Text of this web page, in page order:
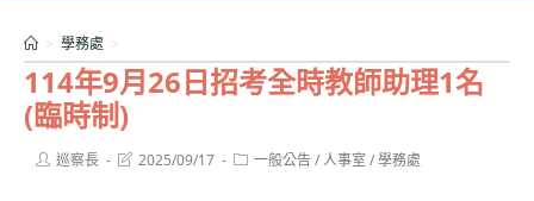
114年9月26日招考全時教師助理1名
(臨時制)
> 學務處 >
Post巡察長
Post2025/09/17
Post一般公告/人事室 /學務處